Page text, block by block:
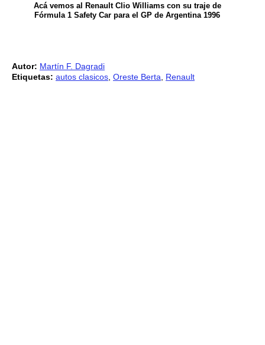
Acá vemos al Renault Clio Williams con su traje de
Fórmula 1 Safety Car para el GP de Argentina 1996
Autor: Martín F. Dagradi
Etiquetas: autos clasicos Oreste Berta Renault